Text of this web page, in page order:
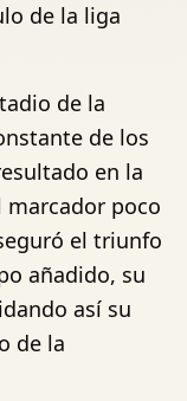
de la liga
de la
de los
en la
poco
el triunfo
añadido, su
así su
de la